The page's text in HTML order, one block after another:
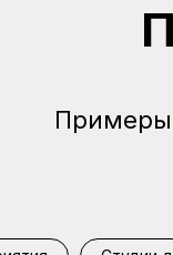
Примеры